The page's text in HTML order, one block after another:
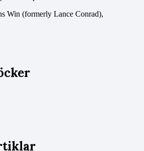
Win (formerly Lance Conrad),